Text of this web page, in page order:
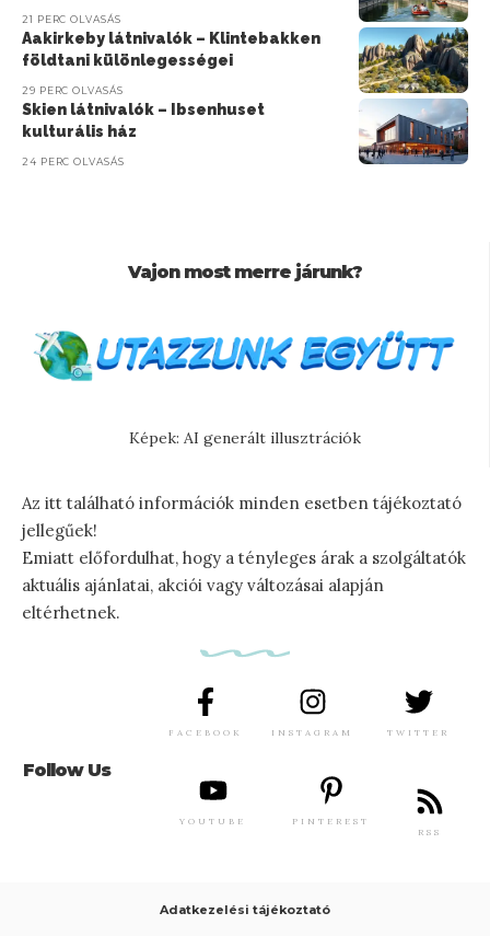
21 PERC OLVASÁS
Aakirkeby látnivalók – Klintebakken
földtani különlegességei
29 PERC OLVASÁS
Skien látnivalók – Ibsenhuset
kulturális ház
24 PERC OLVASÁS
Vajon most merre járunk?
Képek: AI generált illusztrációk
Az itt található információk minden esetben tájékoztató
jellegűek!
Emiatt előfordulhat, hogy a tényleges árak a szolgáltatók
aktuális ajánlatai, akciói vagy változásai alapján
eltérhetnek.
Follow Us
FACEBOOK INSTAGRAM TWITTER
YOUTUBE
PINTEREST
RSS
Adatkezelési tájékoztató